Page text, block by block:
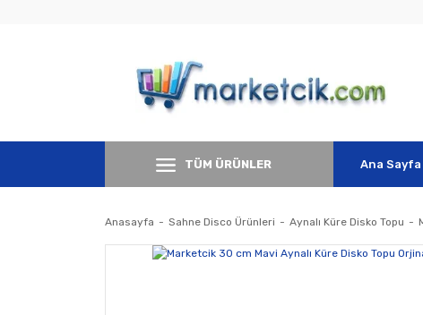
TÜM ÜRÜNLER Ana Sayfa
Anasayfa Sahne Disco Ürünleri Aynalı Küre Disko Topu